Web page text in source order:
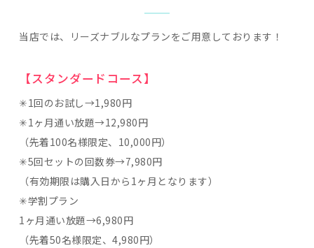
当店では、リーズナブルなプランをご用意しております！
【スタンダードコース】
✳︎1回のお試し→1,980円
✳︎1ヶ月通い放題→12,980円
（先着100名様限定、10,000円）
✳︎5回セットの回数券→7,980円
（有効期限は購入日から1ヶ月となります）
✳︎学割プラン
1ヶ月通い放題→6,980円
（先着50名様限定、4,980円）